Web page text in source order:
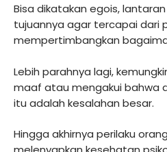
Bisa dikatakan egois,
tujuannya agar tercapai dari
mempertimbangkan
Lebih parahnya lagi,
maaf atau mengakui bahwa
itu adalah kesalahan besar.
Hingga akhirnya perilaku